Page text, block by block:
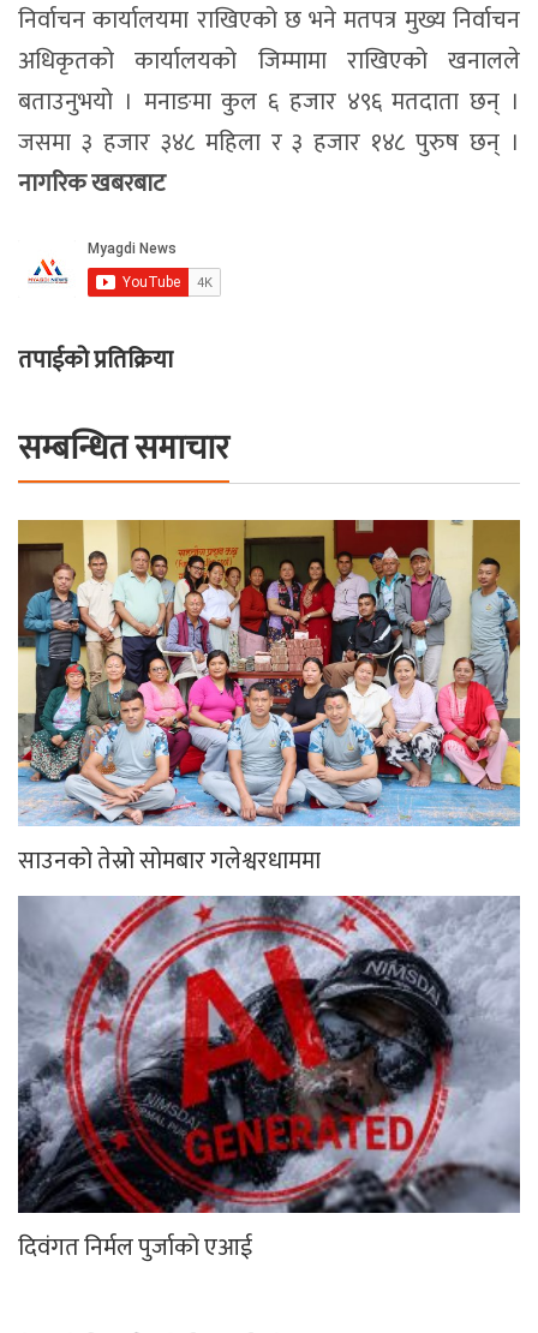
निर्वाचन कार्यालयमा राखिएको छ भने मतपत्र मुख्य निर्वाचन
अधिकृतको कार्यालयको जिम्मामा राखिएको खनालले
बताउनुभयो । मनाङमा कुल ६ हजार ४९६ मतदाता छन् ।
जसमा ३ हजार ३४८ महिला र ३ हजार १४८ पुरुष छन् ।
नागरिक खबरबाट
तपाईको प्रतिक्रिया
सम्बन्धित समाचार
साउनको तेस्रो सोमबार गलेश्वरधाममा
दिवंगत निर्मल पुर्जाको एआई